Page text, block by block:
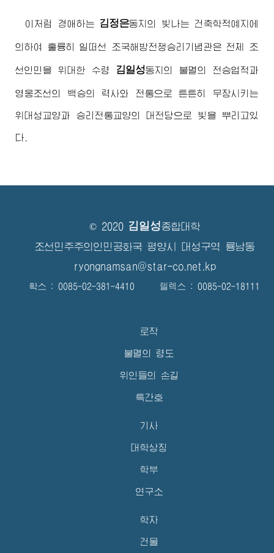
이처럼 경애하는 김정은동지 의 빛나는 건축학적예지에
의하여 훌륭히 일떠선 조국해방전쟁승리기념관은 전체 조
선인민을 위대한 수령 김일성동지 의 불멸의 전승업적과
영웅조선의 백승의 력사와 전통으로 튼튼히 무장시키는
위대성교양과 승리전통교양의 대전당으로 빛을 뿌리고있
다.
© 2020 김일성종합대학
조선민주주의인민공화국 평양시 대성구역 룡남동
ryongnamsan@star-co.net.kp
확스 : 0085-02-381-4410 텔렉스 : 0085-02-18111
로작
불멸의 령도
위인들의 손길
특간호
기사
대학상징
학부
연구소
학자
건물